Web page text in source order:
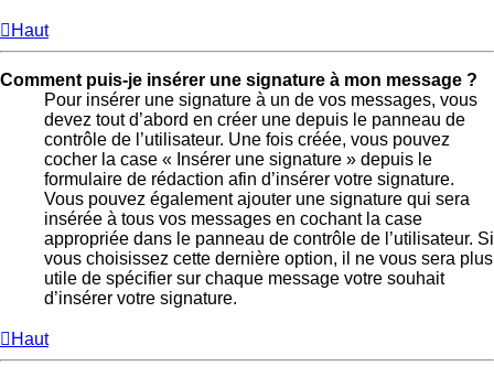
Haut
Comment puis-je insérer une signature à mon message ?
Pour insérer une signature à un de vos messages, vous
devez tout d’abord en créer une depuis le panneau de
contrôle de l’utilisateur. Une fois créée, vous pouvez
cocher la case « Insérer une signature » depuis le
formulaire de rédaction afin d’insérer votre signature.
Vous pouvez également ajouter une signature qui sera
insérée à tous vos messages en cochant la case
appropriée dans le panneau de contrôle de l’utilisateur. Si
vous choisissez cette dernière option, il ne vous sera plus
utile de spécifier sur chaque message votre souhait
d’insérer votre signature.
Haut